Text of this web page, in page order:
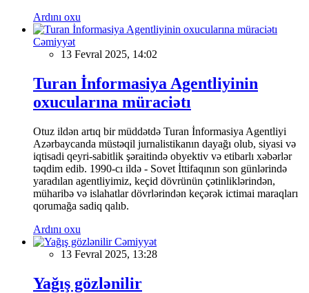
Ardını oxu
Cəmiyyət
13 Fevral 2025, 14:02
Turan İnformasiya Agentliyinin
oxucularına müraciətı
Otuz ildən artıq bir müddətdə Turan İnformasiya Agentliyi
Azərbaycanda müstəqil jurnalistikanın dayağı olub, siyasi və
iqtisadi qeyri-sabitlik şəraitində obyektiv və etibarlı xəbərlər
təqdim edib. 1990-cı ildə - Sovet İttifaqının son günlərində
yaradılan agentliyimiz, keçid dövrünün çətinliklərindən,
müharibə və islahatlar dövrlərindən keçərək ictimai maraqları
qorumağa sadiq qalıb.
Ardını oxu
Cəmiyyət
13 Fevral 2025, 13:28
Yağış gözlənilir